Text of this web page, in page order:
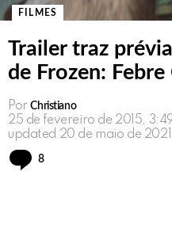
FILMES
Trailer traz
de Frozen:
Por Christiano
25 de fevereiro de 2015,
updated 20 de maio de
8